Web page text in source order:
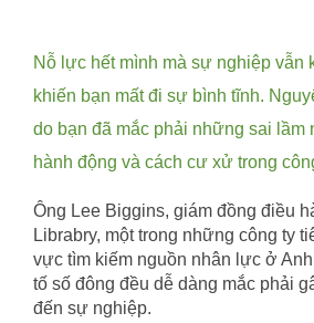
Image
Nỗ lực hết mình mà sự nghiệp vẫn
khiến bạn mất đi sự bình tĩnh.
do bạn đã mắc phải những sai lầm
hành động và cách cư xử trong
Ông Lee Biggins, giám đồng điều
Librabry, một trong những công ty
vực tìm kiếm nguồn nhân lực ở
tố số đông đều dễ dàng mắc phải
đến sự nghiệp.